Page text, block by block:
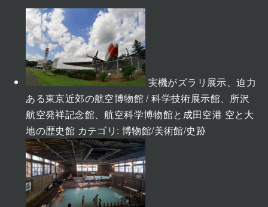
実機がズラリ展示、迫力
ある東京近郊の航空博物館 / 科学技術展示館、所沢
航空発祥記念館、航空科学博物館と成田空港 空と大
地の歴史館 カテゴリ: 博物館/美術館/史跡